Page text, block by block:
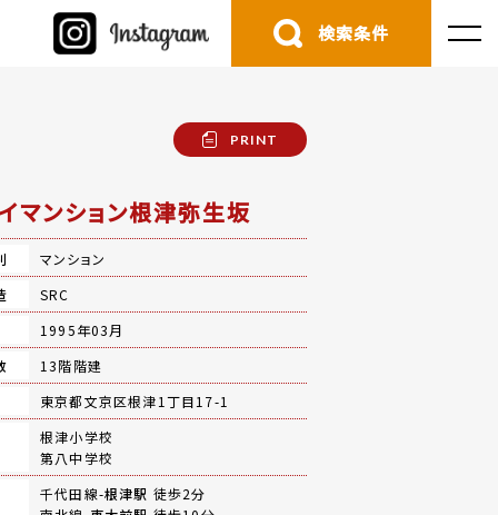
検索条件
PRINT
マンション根津弥生坂
マンション
SRC
1995年03月
13階階建
東京都文京区根津1丁目17-1
根津小学校
第八中学校
千代田線-根津駅 徒歩2分